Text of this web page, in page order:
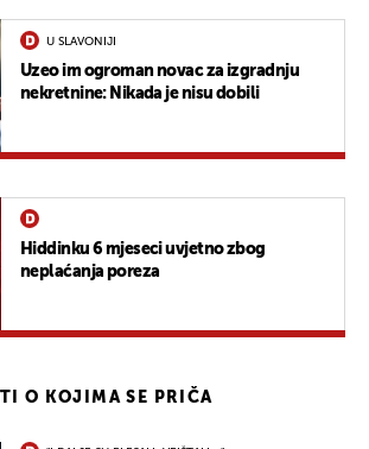
U SLAVONIJI
Uzeo im ogroman novac za izgradnju
nekretnine: Nikada je nisu dobili
Hiddinku 6 mjeseci uvjetno zbog
neplaćanja poreza
O KOJIMA SE PRIČA